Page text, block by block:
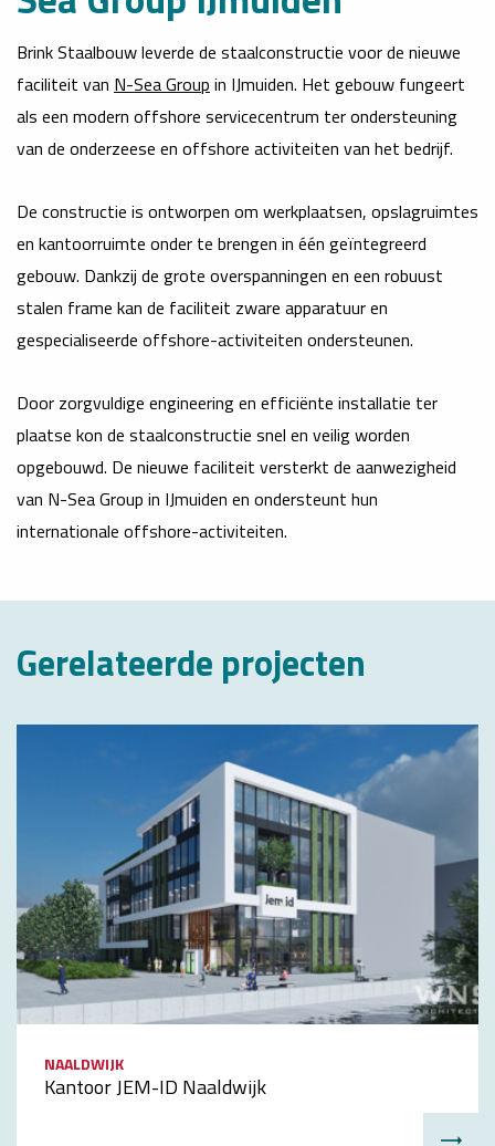
Brink Staalbouw leverde de staalconstructie voor de nieuwe
faciliteit van N-Sea Group in IJmuiden. Het gebouw fungeert
als een modern offshore servicecentrum ter ondersteuning
van de onderzeese en offshore activiteiten van het bedrijf.
De constructie is ontworpen om werkplaatsen, opslagruimtes
en kantoorruimte onder te brengen in één geïntegreerd
gebouw. Dankzij de grote overspanningen en een robuust
stalen frame kan de faciliteit zware apparatuur en
gespecialiseerde offshore-activiteiten ondersteunen.
Door zorgvuldige engineering en efficiënte installatie ter
plaatse kon de staalconstructie snel en veilig worden
opgebouwd. De nieuwe faciliteit versterkt de aanwezigheid
van N-Sea Group in IJmuiden en ondersteunt hun
internationale offshore-activiteiten.
Gerelateerde projecten
NAALDWIJK
Kantoor JEM-ID Naaldwijk